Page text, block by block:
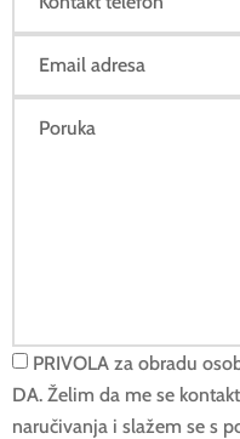
PRIVOLA za obradu
DA. Želim da me se
naručivanja i slažem se s